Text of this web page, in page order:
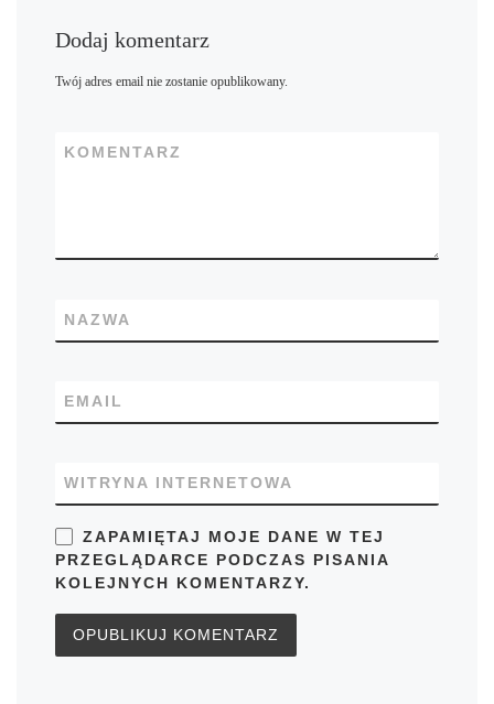
Dodaj komentarz
Twój adres email nie zostanie opublikowany.
KOMENTARZ
NAZWA
EMAIL
WITRYNA INTERNETOWA
ZAPAMIĘTAJ MOJE DANE W TEJ
PRZEGLĄDARCE PODCZAS PISANIA
KOLEJNYCH KOMENTARZY.